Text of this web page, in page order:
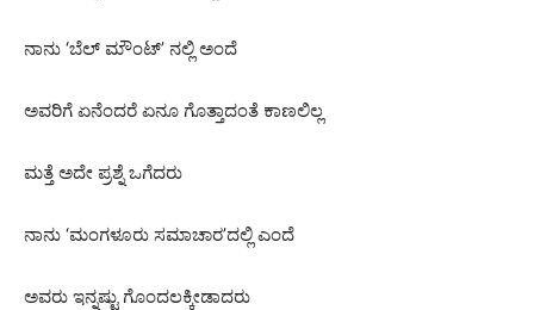
ನಾನು ‘ಬೆಲ್ ಮೌಂಟ್’ ನಲ್ಲಿ ಅಂದೆ
ಅವರಿಗೆ ಏನೆಂದರೆ ಏನೂ ಗೊತ್ತಾದಂತೆ ಕಾಣಲಿಲ್ಲ
ಮತ್ತೆ ಅದೇ ಪ್ರಶ್ನೆ ಒಗೆದರು
ನಾನು ‘ಮಂಗಳೂರು ಸಮಾಚಾರ’ದಲ್ಲಿ ಎಂದೆ
ಅವರು ಇನ್ನಷ್ಟು ಗೊಂದಲಕ್ಕೀಡಾದರು